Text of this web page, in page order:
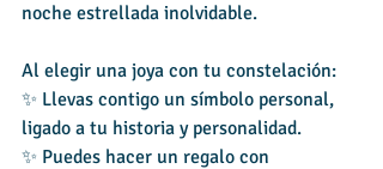
noche estrellada inolvidable.
Al elegir una joya con tu constelación:
✨ Llevas contigo un símbolo personal,
ligado a tu historia y personalidad.
✨ Puedes hacer un regalo con